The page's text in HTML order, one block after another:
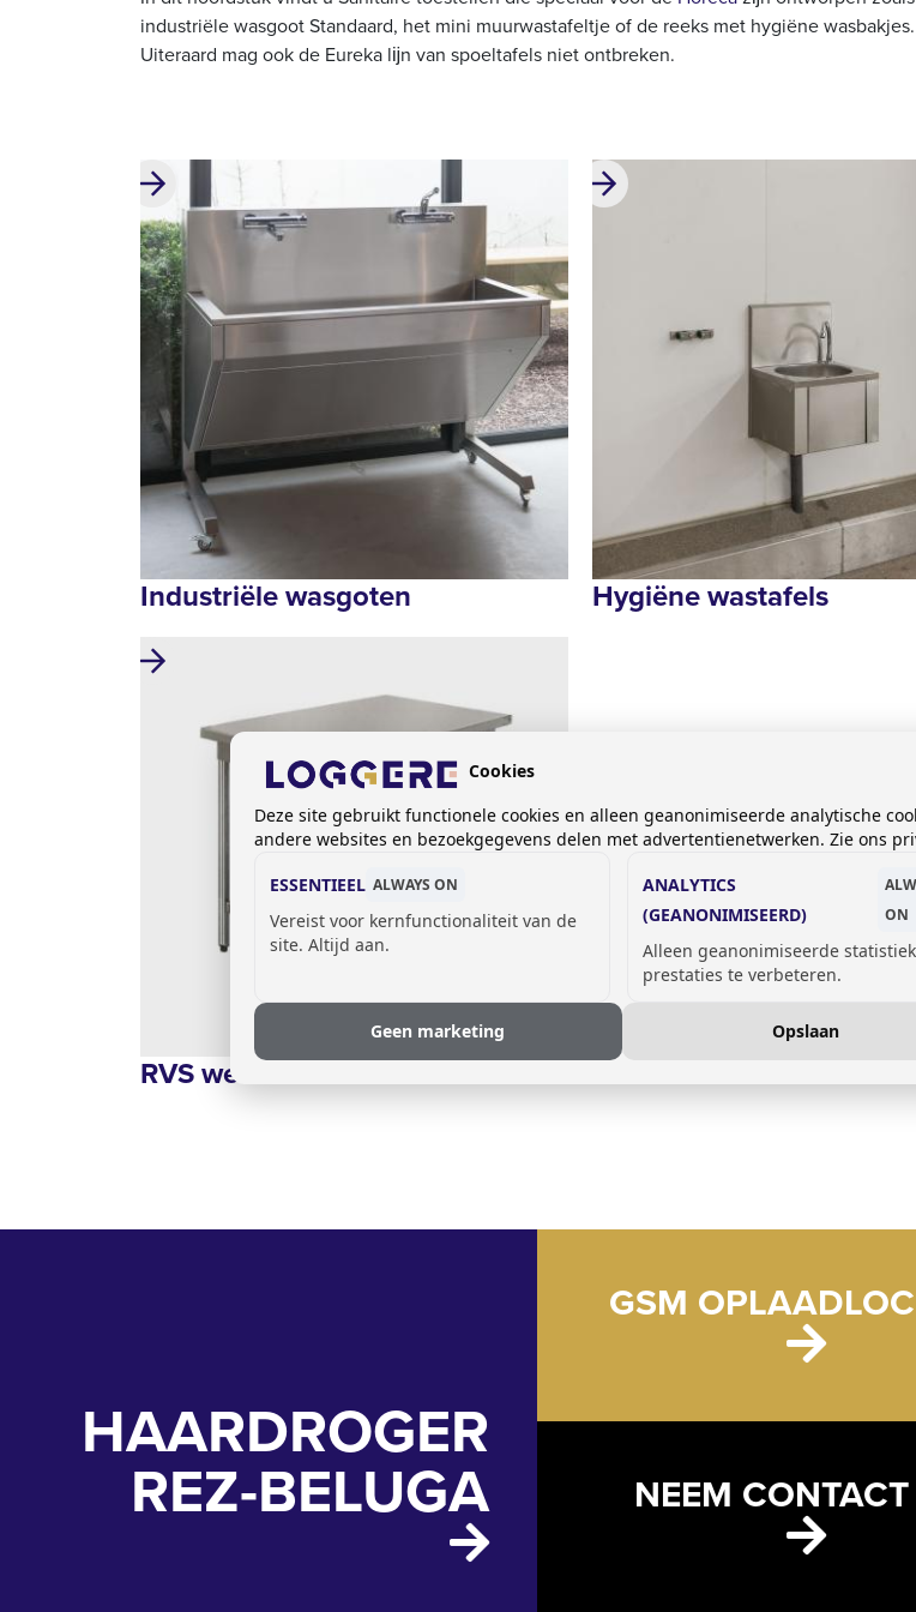
industriële wasgoot Standaard, het mini muurwastafeltje of de reeks met hygiëne wasbakjes.
Uiteraard mag ook de Eureka lĳn van spoeltafels niet ontbreken.
Industriële wasgoten Hygiëne wastafels
RVS werktafels
HAARDROGER
REZ-BELUGA
GSM
NEEM
Cookies
Deze site gebruikt functionele cookies en alleen geanonimiseerde analytische
andere websites en bezoekgegevens delen met advertentienetwerken. Zie ons
ESSENTIEEL ALWAYS ON
Vereist voor kernfunctionaliteit van de
site. Altijd aan.
ANALYTICS
(GEANONIMISEERD)
ON
Alleen geanonimiseerde
prestaties te verbeteren.
Geen marketing Opslaan